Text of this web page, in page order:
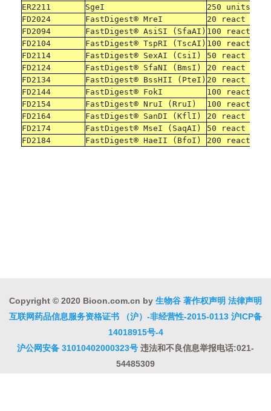
ER2211
SgeI
250 units
FD2024
FastDigest® MreI
20 react
FD2094
FastDigest® AsiSI (SfaAI) 100 react
FD2104
FastDigest® TspRI (TscAI) 100 react
FD2114
FastDigest® SexAI (CsiI)
50 react
FD2124
FastDigest® SfaNI (BmsI)
20 react
FD2134
FastDigest® BssHII (PteI) 20 react
FD2144
FastDigest® FokI
100 react
FD2154
FastDigest® NruI (RruI)
100 react
FD2164
FastDigest® SanDI (KflI)
20 react
FD2174
FastDigest® MseI (SaqAI)
50 react
FD2184
FastDigest® HaeII (BfoI) 200 react
Copyright © 2020 Bioon.com.cn by 生物谷 著作权声明 法律声明
互联网药品信息服务资格证书 （沪）-非经营性-2015-0113 沪ICP备
14018915号-4
沪公网安备 31010402000323号 违法和不良信息举报电话:021-
54485309